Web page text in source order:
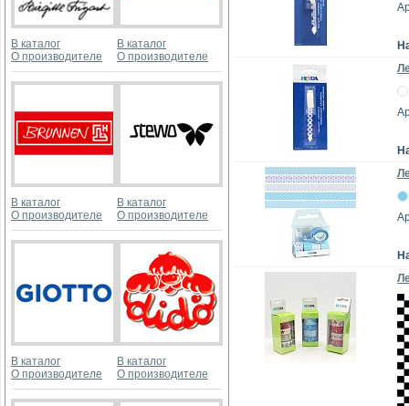
В каталог
О производителе
В каталог
О производителе
В каталог
О производителе
В каталог
О производителе
В каталог
О производителе
В каталог
О производителе